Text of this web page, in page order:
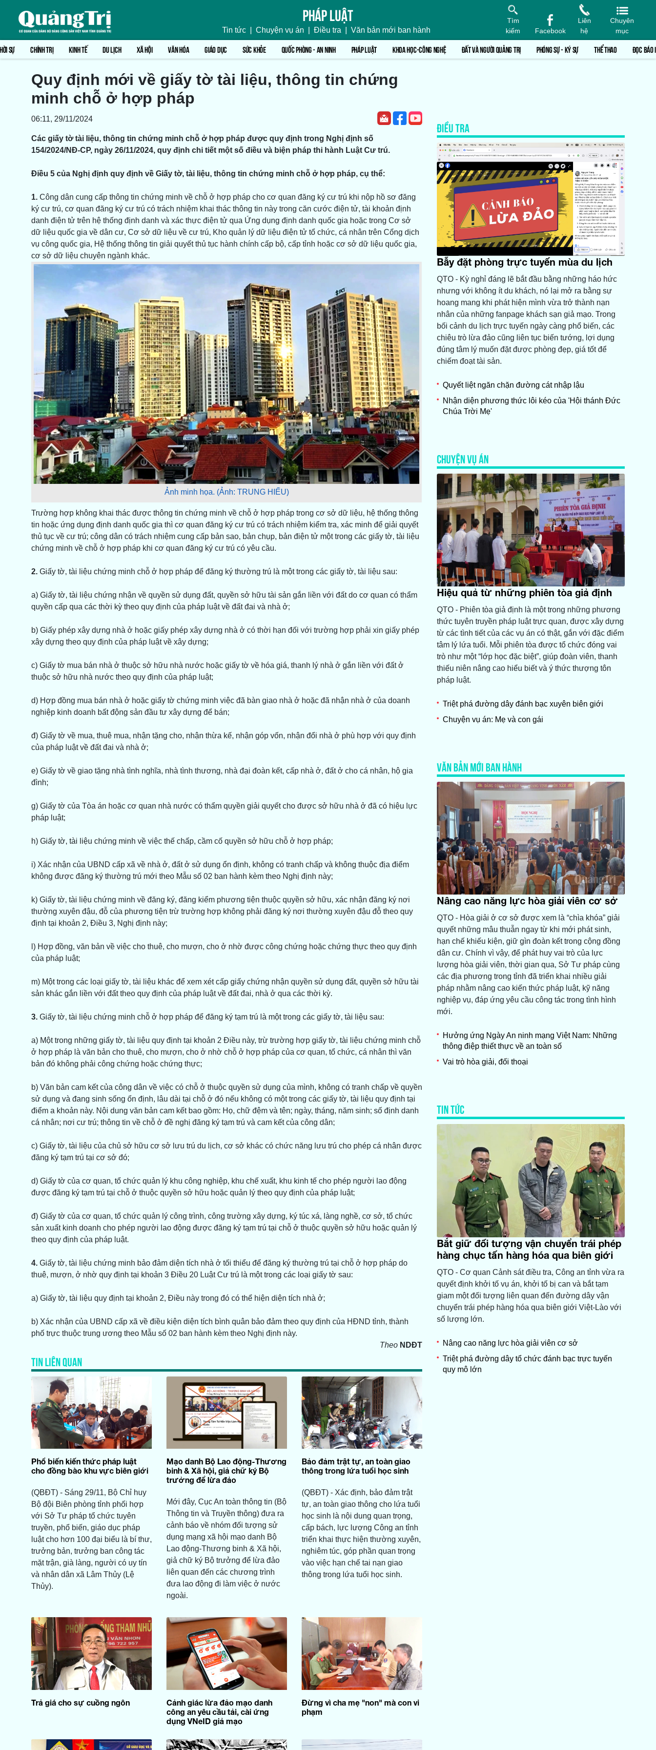
Pháp luật
Tin tức Chuyện vụ án Điều tra Văn bản mới ban hành
Tìm
kiếm
Facebook
Liên
hệ
Chuyên
mục
SỰ CHÍNH TRỊ KINH TẾ DU LỊCH XÃ HỘI VĂN HÓA GIÁO DỤC SỨC KHỎE QUỐC PHÒNG - AN NINH PHÁP LUẬT KHOA HỌC-CÔNG NGHỆ ĐẤT VÀ NGƯỜI QUẢNG TRỊ PHÓNG SỰ - KÝ SỰ THỂ THAO ĐỌC BÁO
Quy định mới về giấy tờ tài liệu, thông tin chứng
minh chỗ ở hợp pháp
06:11, 29/11/2024
Các giấy tờ tài liệu, thông tin chứng minh chỗ ở hợp pháp được quy định trong Nghị định số
154/2024/NĐ-CP, ngày 26/11/2024, quy định chi tiết một số điều và biện pháp thi hành Luật Cư trú.
Điều 5 của Nghị định quy định về Giấy tờ, tài liệu, thông tin chứng minh chỗ ở hợp pháp, cụ thể:
1.Công dân cung cấp thông tin chứng minh về chỗ ở hợp pháp cho cơ quan đăng ký cư trú khi nộp hồ sơ đăng
ký cư trú, cơ quan đăng ký cư trú có trách nhiệm khai thác thông tin này trong căn cước điện tử, tài khoản định
danh điện tử trên hệ thống định danh và xác thực điện tử qua Ứng dụng định danh quốc gia hoặc trong Cơ sở
dữ liệu quốc gia về dân cư, Cơ sở dữ liệu về cư trú, Kho quản lý dữ liệu điện tử tổ chức, cá nhân trên Cổng dịch
vụ công quốc gia, Hệ thống thông tin giải quyết thủ tục hành chính cấp bộ, cấp tỉnh hoặc cơ sở dữ liệu quốc gia,
cơ sở dữ liệu chuyên ngành khác.
Ảnh minh họa. (Ảnh: TRUNG HIẾU)
Trường hợp không khai thác được thông tin chứng minh về chỗ ở hợp pháp trong cơ sở dữ liệu, hệ thống thông
tin hoặc ứng dụng định danh quốc gia thì cơ quan đăng ký cư trú có trách nhiệm kiểm tra, xác minh để giải quyết
thủ tục về cư trú; công dân có trách nhiệm cung cấp bản sao, bản chụp, bản điện tử một trong các giấy tờ, tài liệu
chứng minh về chỗ ở hợp pháp khi cơ quan đăng ký cư trú có yêu cầu.
2.Giấy tờ, tài liệu chứng minh chỗ ở hợp pháp để đăng ký thường trú là một trong các giấy tờ, tài liệu sau:
a) Giấy tờ, tài liệu chứng nhận về quyền sử dụng đất, quyền sở hữu tài sản gắn liền với đất do cơ quan có thẩm
quyền cấp qua các thời kỳ theo quy định của pháp luật về đất đai và nhà ở;
b) Giấy phép xây dựng nhà ở hoặc giấy phép xây dựng nhà ở có thời hạn đối với trường hợp phải xin giấy phép
xây dựng theo quy định của pháp luật về xây dựng;
c) Giấy tờ mua bán nhà ở thuộc sở hữu nhà nước hoặc giấy tờ về hóa giá, thanh lý nhà ở gắn liền với đất ở
thuộc sở hữu nhà nước theo quy định của pháp luật;
d) Hợp đồng mua bán nhà ở hoặc giấy tờ chứng minh việc đã bàn giao nhà ở hoặc đã nhận nhà ở của doanh
nghiệp kinh doanh bất động sản đầu tư xây dựng để bán;
đ) Giấy tờ về mua, thuê mua, nhận tặng cho, nhận thừa kế, nhận góp vốn, nhận đổi nhà ở phù hợp với quy định
của pháp luật về đất đai và nhà ở;
e) Giấy tờ về giao tặng nhà tình nghĩa, nhà tình thương, nhà đại đoàn kết, cấp nhà ở, đất ở cho cá nhân, hộ gia
đình;
g) Giấy tờ của Tòa án hoặc cơ quan nhà nước có thẩm quyền giải quyết cho được sở hữu nhà ở đã có hiệu lực
pháp luật;
h) Giấy tờ, tài liệu chứng minh về việc thế chấp, cầm cố quyền sở hữu chỗ ở hợp pháp;
i) Xác nhận của UBND cấp xã về nhà ở, đất ở sử dụng ổn định, không có tranh chấp và không thuộc địa điểm
không được đăng ký thường trú mới theo Mẫu số 02 ban hành kèm theo Nghị định này;
k) Giấy tờ, tài liệu chứng minh về đăng ký, đăng kiểm phương tiện thuộc quyền sở hữu, xác nhận đăng ký nơi
thường xuyên đậu, đỗ của phương tiện trừ trường hợp không phải đăng ký nơi thường xuyên đậu đỗ theo quy
định tại khoản 2, Điều 3, Nghị định này;
l) Hợp đồng, văn bản về việc cho thuê, cho mượn, cho ở nhờ được công chứng hoặc chứng thực theo quy định
của pháp luật;
m) Một trong các loại giấy tờ, tài liệu khác để xem xét cấp giấy chứng nhận quyền sử dụng đất, quyền sở hữu tài
sản khác gắn liền với đất theo quy định của pháp luật về đất đai, nhà ở qua các thời kỳ.
3. Giấy tờ, tài liệu chứng minh chỗ ở hợp pháp để đăng ký tạm trú là một trong các giấy tờ, tài liệu sau:
a) Một trong những giấy tờ, tài liệu quy định tại khoản 2 Điều này, trừ trường hợp giấy tờ, tài liệu chứng minh chỗ
ở hợp pháp là văn bản cho thuê, cho mượn, cho ở nhờ chỗ ở hợp pháp của cơ quan, tổ chức, cá nhân thì văn
bản đó không phải công chứng hoặc chứng thực;
b) Văn bản cam kết của công dân về việc có chỗ ở thuộc quyền sử dụng của mình, không có tranh chấp về quyền
sử dụng và đang sinh sống ổn định, lâu dài tại chỗ ở đó nếu không có một trong các giấy tờ, tài liệu quy định tại
điểm a khoản này. Nội dung văn bản cam kết bao gồm: Họ, chữ đệm và tên; ngày, tháng, năm sinh; số định danh
cá nhân; nơi cư trú; thông tin về chỗ ở đề nghị đăng ký tạm trú và cam kết của công dân;
c) Giấy tờ, tài liệu của chủ sở hữu cơ sở lưu trú du lịch, cơ sở khác có chức năng lưu trú cho phép cá nhân được
đăng ký tạm trú tại cơ sở đó;
d) Giấy tờ của cơ quan, tổ chức quản lý khu công nghiệp, khu chế xuất, khu kinh tế cho phép người lao động
được đăng ký tạm trú tại chỗ ở thuộc quyền sở hữu hoặc quản lý theo quy định của pháp luật;
đ) Giấy tờ của cơ quan, tổ chức quản lý công trình, công trường xây dựng, ký túc xá, làng nghề, cơ sở, tổ chức
sản xuất kinh doanh cho phép người lao động được đăng ký tạm trú tại chỗ ở thuộc quyền sở hữu hoặc quản lý
theo quy định của pháp luật.
4. Giấy tờ, tài liệu chứng minh bảo đảm diện tích nhà ở tối thiểu để đăng ký thường trú tại chỗ ở hợp pháp do
thuê, mượn, ở nhờ quy định tại khoản 3 Điều 20 Luật Cư trú là một trong các loại giấy tờ sau:
a) Giấy tờ, tài liệu quy định tại khoản 2, Điều này trong đó có thể hiện diện tích nhà ở;
b) Xác nhận của UBND cấp xã về điều kiện diện tích bình quân bảo đảm theo quy định của HĐND tỉnh, thành
phố trực thuộc trung ương theo Mẫu số 02 ban hành kèm theo Nghị định này.
Theo NDĐT
TIN LIÊN QUAN
Phổ biến kiến thức pháp luật
cho đồng bào khu vực biên giới
(QBĐT) - Sáng 29/11, Bộ Chỉ huy
Bộ đội Biên phòng tỉnh phối hợp
với Sở Tư pháp tổ chức tuyên
truyền, phổ biến, giáo dục pháp
luật cho hơn 100 đại biểu là bí thư,
trưởng bản, trưởng ban công tác
mặt trận, già làng, người có uy tín
và nhân dân xã Lâm Thủy (Lệ
Thủy).
Mạo danh Bộ Lao động-Thương
binh & Xã hội, giả chữ ký Bộ
trưởng để lừa đảo
Mới đây, Cục An toàn thông tin (Bộ
Thông tin và Truyền thông) đưa ra
cảnh báo về nhóm đối tượng sử
dụng mạng xã hội mạo danh Bộ
Lao động-Thương binh & Xã hội,
giả chữ ký Bộ trưởng để lừa đảo
liên quan đến các chương trình
đưa lao động đi làm việc ở nước
ngoài.
Bảo đảm trật tự, an toàn giao
thông trong lứa tuổi học sinh
(QBĐT) - Xác định, bảo đảm trật
tự, an toàn giao thông cho lứa tuổi
học sinh là nội dung quan trọng,
cấp bách, lực lượng Công an tỉnh
triển khai thực hiện thường xuyên,
nghiêm túc, góp phần quan trọng
vào việc hạn chế tai nạn giao
thông trong lứa tuổi học sinh.
Trả giá cho sự cuồng ngôn
Cảnh giác lừa đảo mạo danh
công an yêu cầu tải, cài ứng
dụng VNeID giả mạo
Đừng vì cha mẹ "non" mà con vi
phạm
ĐIỀU TRA
Bẫy đặt phòng trực tuyến mùa du lịch
QTO - Kỳ nghỉ đáng lẽ bắt đầu bằng những háo hức
nhưng với không ít du khách, nó lại mở ra bằng sự
hoang mang khi phát hiện mình vừa trở thành nạn
nhân của những fanpage khách sạn giả mạo. Trong
bối cảnh du lịch trực tuyến ngày càng phổ biến, các
chiêu trò lừa đảo cũng liên tục biến tướng, lợi dụng
đúng tâm lý muốn đặt được phòng đẹp, giá tốt để
chiếm đoạt tài sản.
Quyết liệt ngăn chặn đường cát nhập lậu
Nhận diện phương thức lôi kéo của 'Hội thánh Đức
Chúa Trời Mẹ'
CHUYỆN VỤ ÁN
Hiệu quả từ những phiên tòa giả định
QTO - Phiên tòa giả định là một trong những phương
thức tuyên truyền pháp luật trực quan, được xây dựng
từ các tình tiết của các vụ án có thật, gắn với đặc điểm
tâm lý lứa tuổi. Mỗi phiên tòa được tổ chức đóng vai
trò như một “lớp học đặc biệt”, giúp đoàn viên, thanh
thiếu niên nâng cao hiểu biết và ý thức thượng tôn
pháp luật.
Triệt phá đường dây đánh bạc xuyên biên giới
Chuyện vụ án: Mẹ và con gái
VĂN BẢN MỚI BAN HÀNH
Nâng cao năng lực hòa giải viên cơ sở
QTO - Hòa giải ở cơ sở được xem là “chìa khóa” giải
quyết những mâu thuẫn ngay từ khi mới phát sinh,
hạn chế khiếu kiện, giữ gìn đoàn kết trong cộng đồng
dân cư. Chính vì vậy, để phát huy vai trò của lực
lượng hòa giải viên, thời gian qua, Sở Tư pháp cùng
các địa phương trong tỉnh đã triển khai nhiều giải
pháp nhằm nâng cao kiến thức pháp luật, kỹ năng
nghiệp vụ, đáp ứng yêu cầu công tác trong tình hình
mới.
Hưởng ứng Ngày An ninh mạng Việt Nam: Những
thông điệp thiết thực về an toàn số
Vai trò hòa giải, đối thoại
TIN TỨC
Bắt giữ đối tượng vận chuyển trái phép
hàng chục tấn hàng hóa qua biên giới
QTO - ​Cơ quan Cảnh sát điều tra, Công an tỉnh vừa ra
quyết định khởi tố vụ án, khởi tố bị can và bắt tạm
giam một đối tượng liên quan đến đường dây vận
chuyển trái phép hàng hóa qua biên giới Việt-Lào với
số lượng lớn.
Nâng cao năng lực hòa giải viên cơ sở
Triệt phá đường dây tổ chức đánh bạc trực tuyến
quy mô lớn